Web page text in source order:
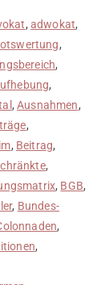
, adwokat,
,
,
,
,Ausnahmen,
,
, Beitrag,
,
, BGB,
, Bundes-
,
,